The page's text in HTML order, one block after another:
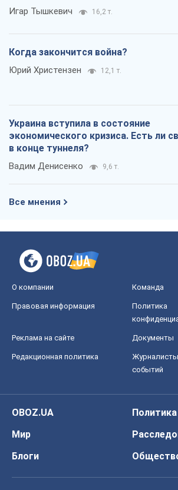
Игар Тышкевич 16,2 т.
Когда закончится война?
Юрий Христензен 12,1 т.
Украина вступила в состояние
экономического кризиса. Есть ли
в конце туннеля?
Вадим Денисенко 9,6 т.
Все мнения
О компании Команда
Правовая информация
Политика
Реклама на сайте Документы
Редакционная политика
Журналисты
событий
OBOZ.UA
Политика
Мир
Блоги